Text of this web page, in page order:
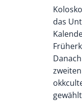
das